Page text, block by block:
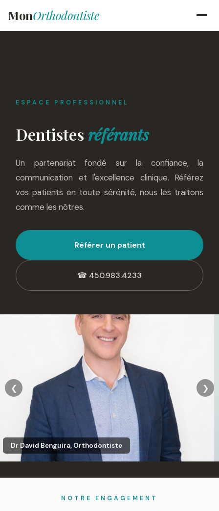
MonOrthodontiste
ESPACE PROFESSIONNEL
Dentistes référants
Un partenariat fondé sur la confiance, la
communication et l'excellence clinique. Référez
vos patients en toute sérénité, nous les traitons
comme les nôtres.
Référer un patient
☎ 450.983.4233
Dr David Benguira, Orthodontiste
❮ ❯
NOTRE ENGAGEMENT